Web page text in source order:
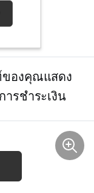
องคุณแสดง
รชำระเงิน